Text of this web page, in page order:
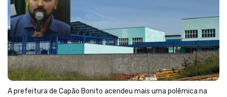
A prefeitura de Capão Bonito acendeu mais uma polêmica na